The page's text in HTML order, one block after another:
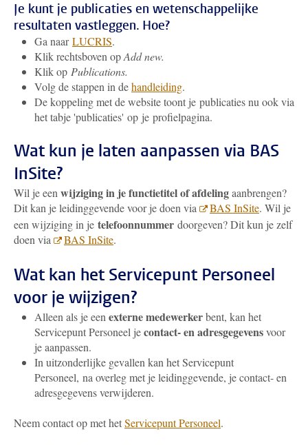
Je kunt je publicaties en wetenschappelijke
resultaten vastleggen. Hoe?
Ga naarLUCRIS.
Klik rechtsboven opAdd new.
Klik op Publications.
Volg de stappen in dehandleiding.
De koppeling met de website toont je publicaties nu ook via
het tabje 'publicaties' op je profielpagina.
Wat kun je laten aanpassen via BAS
InSite?
Wil je een wijziging in je functietitel of afdelingaanbrengen?
Dit kan je leidinggevende voor je doen via
BAS InSite. Wil je
een wijziging in je telefoonnummer doorgeven? Dit kun je zelf
doen via
BAS InSite.
Wat kan het Servicepunt Personeel
voor je wijzigen?
Alleen als je een externe medewerkerbent, kan het
Servicepunt Personeel jecontact- en adresgegevensvoor
je aanpassen.
In uitzonderlijke gevallen kan het Servicepunt
Personeel, na overleg met je leidinggevende, je contact- en
adresgegevens verwijderen.
Neem contact op met hetServicepunt Personeel.